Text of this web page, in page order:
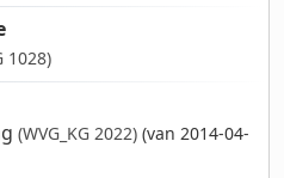
1028)
(WVG_KG 2022) (van 2014-04-